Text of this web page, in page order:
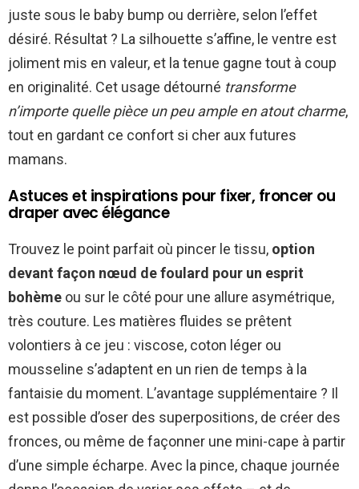
juste sous le baby bump ou derrière, selon l’effet
désiré. Résultat ? La silhouette s’affine, le ventre est
joliment mis en valeur, et la tenue gagne tout à coup
en originalité. Cet usage détourné transforme
n’importe quelle pièce un peu ample en atout charme,
tout en gardant ce confort si cher aux futures
mamans.
Astuces et inspirations pour fixer, froncer ou
draper avec élégance
Trouvez le point parfait où pincer le tissu, option
devant façon nœud de foulard pour un esprit
bohème ou sur le côté pour une allure asymétrique,
très couture. Les matières fluides se prêtent
volontiers à ce jeu : viscose, coton léger ou
mousseline s’adaptent en un rien de temps à la
fantaisie du moment. L’avantage supplémentaire ? Il
est possible d’oser des superpositions, de créer des
fronces, ou même de façonner une mini-cape à partir
d’une simple écharpe. Avec la pince, chaque journée